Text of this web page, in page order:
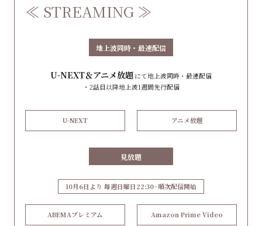
≪ STREAMING ≫
地上波同時・最速配信
U-NEXT＆アニメ放題 にて地上波同時・最速配信
・2話目以降地上波1週間先行配信
U-NEXT アニメ放題
見放題
10月6日より 毎週日曜日22:30~順次配信開始
ABEMAプレミアム Amazon Prime Video